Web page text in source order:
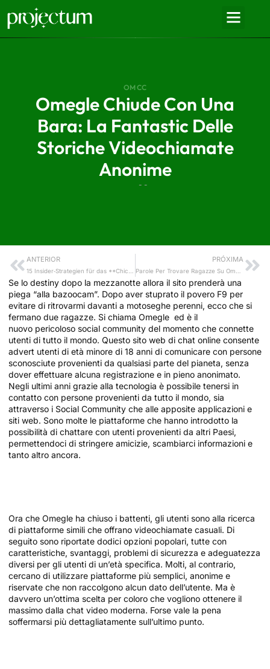
OM CC
Omegle Chiude Con Una
Bara: La Fantastic Delle
Storiche Videochiamate
Anonime
- -
ANTERIOR PRÓXIMA
Se lo destiny dopo la mezzanotte allora il sito prenderà una
piega “alla bazoocam”. Dopo aver stuprato il povero F9 per
evitare di ritrovarmi davanti a motoseghe perenni, ecco che si
fermano due ragazze. Si chiama Omegle ed è il
nuovo pericoloso social community del momento che connette
utenti di tutto il mondo. Questo sito web di chat online consente
advert utenti di età minore di 18 anni di comunicare con persone
sconosciute provenienti da qualsiasi parte del pianeta, senza
dover effettuare alcuna registrazione e in pieno anonimato.
Negli ultimi anni grazie alla tecnologia è possibile tenersi in
contatto con persone provenienti da tutto il mondo, sia
attraverso i Social Community che alle apposite applicazioni e
siti web. Sono molte le piattaforme che hanno introdotto la
possibilità di chattare con utenti provenienti da altri Paesi,
permettendoci di stringere amicizie, scambiarci informazioni e
tanto altro ancora.
Ora che Omegle ha chiuso i battenti, gli utenti sono alla ricerca
di piattaforme simili che offrano videochiamate casuali. Di
seguito sono riportate dodici opzioni popolari, tutte con
caratteristiche, svantaggi, problemi di sicurezza e adeguatezza
diversi per gli utenti di un’età specifica. Molti, al contrario,
cercano di utilizzare piattaforme più semplici, anonime e
riservate che non raccolgono alcun dato dell’utente. Ma è
davvero un’ottima scelta per coloro che vogliono ottenere il
massimo dalla chat video moderna. Forse vale la pena
soffermarsi più dettagliatamente sull’ultimo punto.